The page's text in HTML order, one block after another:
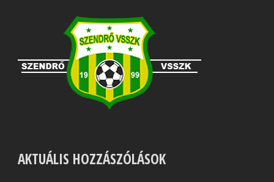
AKTUÁLIS HOZZÁSZÓLÁSOK